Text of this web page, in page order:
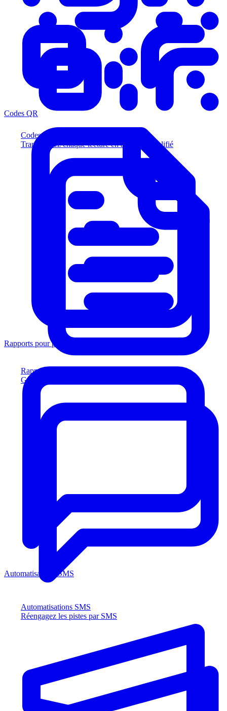
Codes QR
Transformez chaque lecture en acheteur qualifié
Rapports pour prêteurs
Générez des rapports conformes aux prêteurs
Automatisations SMS
Réengagez les pistes par SMS
Codes QR
Rapports pour prêteurs
Automatisations SMS